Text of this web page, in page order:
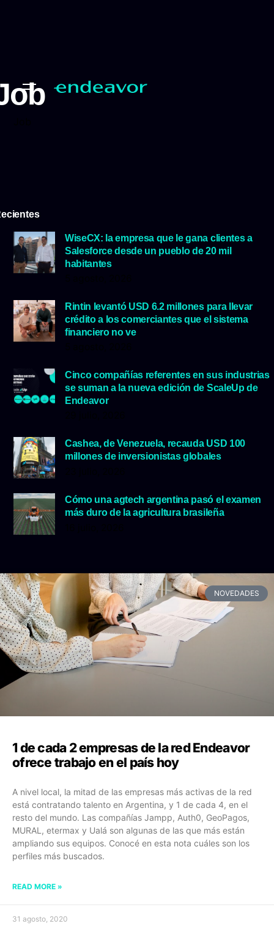
WiseCX: la empresa que le gana clientes a
Salesforce desde un pueblo de 20 mil
habitantes
Rintin levantó USD 6.2 millones para llevar
crédito a los comerciantes que el sistema
financiero no ve
Cinco compañías referentes en sus industrias
se suman a la nueva edición de ScaleUp de
Endeavor
Cashea, de Venezuela, recauda USD 100
millones de inversionistas globales
Cómo una agtech argentina pasó el examen
más duro de la agricultura brasileña
NOVEDADES
1 de cada 2 empresas de la red Endeavor
ofrece trabajo en el país hoy
A nivel local, la mitad de las empresas más activas de la red
está contratando talento en Argentina, y 1 de cada 4, en el
resto del mundo. Las compañías Jampp, Auth0, GeoPagos,
MURAL, etermax y Ualá son algunas de las que más están
ampliando sus equipos. Conocé en esta nota cuáles son los
perfiles más buscados.
READ MORE »
31 agosto, 2020